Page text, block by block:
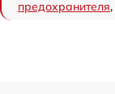
предохранителя,